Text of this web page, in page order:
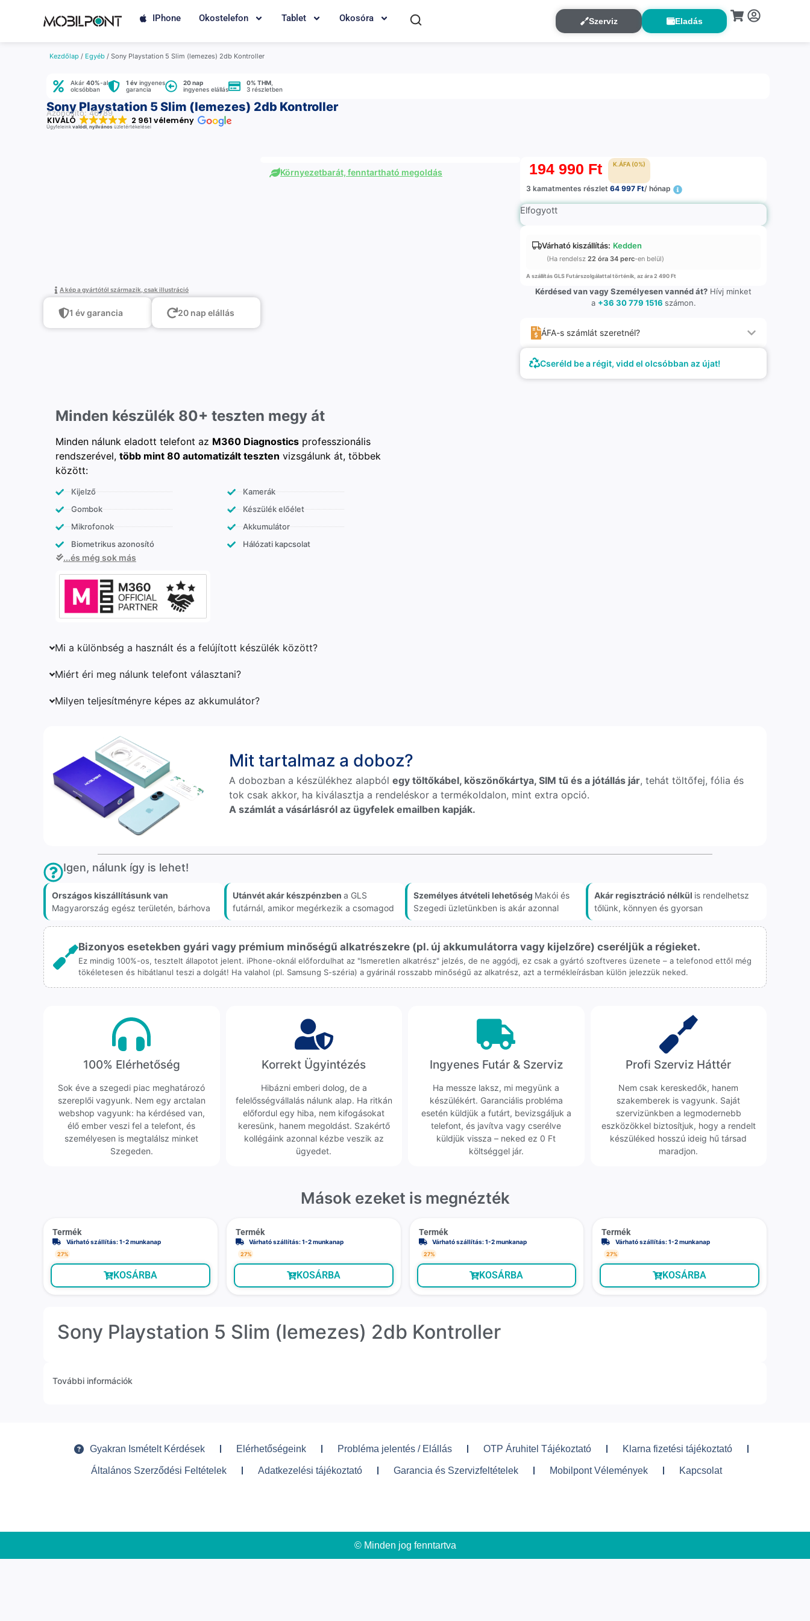
IPhone Okostelefon Tablet Okosóra Szerviz Eladás
Kezdőlap / Egyéb / Sony Playstation 5 Slim (lemezes) 2db Kontroller
Akár 40%-al
olcsóbban
1 év ingyenes
garancia
20 nap
ingyenes elállás
0% THM
3 részletben
Sony Playstation 5 Slim (lemezes) 2db Kontroller
Azonosító: 46789
KIVÁLÓ 2 961 vélemény
Ügyfeleink valódi, nyilvános üzletértékelései
A kép a gyártótól származik, csak illustráció
1 év garancia 20 nap elállás
Környezetbarát, fenntartható megoldás 194 990 Ft K.ÁFA (0%)
3 kamatmentes részlet64 997 Ft/ hónap
Elfogyott
Várható kiszállítás: Kedden
(Ha rendelsz22 óra 34 perc-en belül)
A szállítás GLS Futárszolgálattal történik, az ára 2 490 Ft
Kérdésed van vagy Személyesen vannéd át? Hívj minket
a +36 30 779 1516 számon.
ÁFA-s számlát szeretnél?
Cseréld be a régit, vidd el olcsóbban az újat!
Minden készülék 80+ teszten megy át
Minden nálunk eladott telefont az M360 Diagnostics professzionális
rendszerével, több mint 80 automatizált teszten vizsgálunk át, többek
között:
Kijelző
Gombok
Mikrofonok
Biometrikus azonosító
Kamerák
Készülék előélet
Akkumulátor
Hálózati kapcsolat
...és még sok más
Mi a különbség a használt és a felújított készülék között?
Miért éri meg nálunk telefont választani?
Milyen teljesítményre képes az akkumulátor?
Mit tartalmaz a doboz?
A dobozban a készülékhez alapbólegy töltőkábel, köszönőkártya, SIM tű és a jótállás jár, tehát töltőfej, fólia és
tok csak akkor, ha kiválasztja a rendeléskor a termékoldalon, mint extra opció.
A számlát a vásárlásról az ügyfelek emailben kapják.
Igen, nálunk így is lehet!
Országos kiszállításunk van
Magyarország egész területén, bárhova
Utánvét akár készpénzben a GLS
futárnál, amikor megérkezik a csomagod
Személyes átvételi lehetőség Makói és
Szegedi üzletünkben is akár azonnal
Akár regisztráció nélkül is rendelhetsz
tőlünk, könnyen és gyorsan
Bizonyos esetekben gyári vagy prémium minőségű alkatrészekre (pl. új akkumulátorra vagy kijelzőre) cseréljük a régieket.
Ez mindig 100%-os, tesztelt állapotot jelent. iPhone-oknál előfordulhat az "Ismeretlen alkatrész" jelzés, de ne aggódj, ez csak a gyártó szoftveres üzenete – a telefonod ettől még
tökéletesen és hibátlanul teszi a dolgát! Ha valahol (pl. Samsung S-széria) a gyárinál rosszabb minőségű az alkatrész, azt a termékleírásban külön jelezzük neked.
100% Elérhetőség
Sok éve a szegedi piac meghatározó
szereplői vagyunk. Nem egy arctalan
webshop vagyunk: ha kérdésed van,
élő ember veszi fel a telefont, és
személyesen is megtalálsz minket
Szegeden.
Korrekt Ügyintézés
Hibázni emberi dolog, de a
felelősségvállalás nálunk alap. Ha ritkán
előfordul egy hiba, nem kifogásokat
keresünk, hanem megoldást. Szakértő
kollégáink azonnal kézbe veszik az
ügyedet.
Ingyenes Futár & Szerviz
Ha messze laksz, mi megyünk a
készülékért. Garanciális probléma
esetén küldjük a futárt, bevizsgáljuk a
telefont, és javítva vagy cserélve
küldjük vissza – neked ez 0 Ft
költséggel jár.
Profi Szerviz Háttér
Nem csak kereskedők, hanem
szakemberek is vagyunk. Saját
szervizünkben a legmodernebb
eszközökkel biztosítjuk, hogy a rendelt
készüléked hosszú ideig hű társad
maradjon.
Mások ezeket is megnézték
Termék
Várható szállítás: 1-2 munkanap
27%
KOSÁRBA
Termék
Várható szállítás: 1-2 munkanap
27%
KOSÁRBA
Termék
Várható szállítás: 1-2 munkanap
27%
KOSÁRBA
Termék
Várható szállítás: 1-2 munkanap
27%
KOSÁRBA
Sony Playstation 5 Slim (lemezes) 2db Kontroller
További információk
Gyakran Ismételt Kérdések Elérhetőségeink Probléma jelentés / Elállás OTP Áruhitel Tájékoztató Klarna fizetési tájékoztató
Általános Szerződési Feltételek Adatkezelési tájékoztató Garancia és Szervizfeltételek Mobilpont Vélemények Kapcsolat
© Minden jog fenntartva